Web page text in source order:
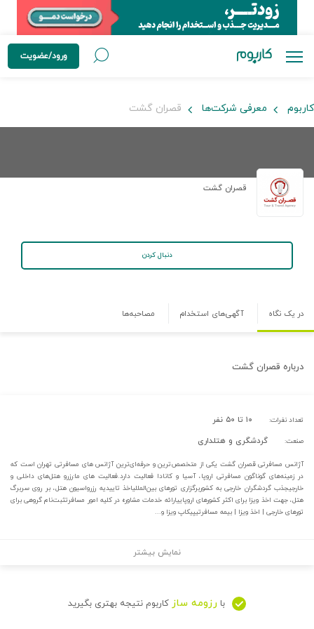
ورود/عضویت
کاربوم معرفی شرکت‌ها قصران گشت
قصران گشت
دنبال کردن
در یک نگاه آگهی‌های استخدام مصاحبه‌ها
درباره قصران گشت
تعداد نفرات: ۱۰ تا ۵۰ نفر
صنعت: گردشگری و هتلداری
آژانس مسافرتی قصران گشت یکی از متخصص‌ترین و حرفه‌ای‌ترین آژانس های مسافرتی تهران است که
در زمینه‌های گوناگون مسافرتی اروپا، آسیا و کانادا فعالیت دارد.فعالیت های ما:رزرو هتل‌های داخلی و
خارجیجذب گردشگران خارجی به کشوربرگزاری تورهای بین‌المللیاخذ تاییدیه رزرواسیون هتل، بر روی سربرگ
هتل، جهت اخذ ویزا برای اکثر کشورهای اروپاییارائه خدمات مشاوره در کلیه امور مسافرتثبت‌نام گروهی برای
تورهای خارجی | اخذ ویزا | بیمه مسافرتیپیکاپ ویزا و...
نمایش بیشتر
با رزومه ساز کاربوم نتیجه بهتری بگیرید